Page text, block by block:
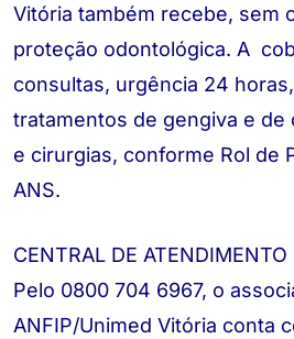
Vitória também recebe, sem
proteção odontológica. A
consultas, urgência 24
tratamentos de gengiva e de
e cirurgias, conforme Rol de
ANS.
CENTRAL DE ATENDIMENTO
Pelo 0800 704 6967, o
ANFIP/Unimed Vitória conta